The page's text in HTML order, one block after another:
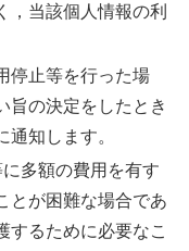
，当該個人情報の利
停止等を行った場
旨の決定をしたとき
知します。
多額の費用を有す
とが困難な場合であ
するために必要なこ